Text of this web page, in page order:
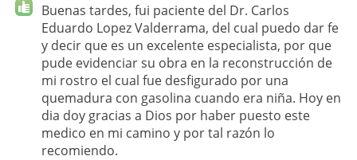
Buenas tardes, fui paciente del Dr. Carlos
Eduardo Lopez Valderrama, del cual puedo dar fe
y decir que es un excelente especialista, por que
pude evidenciar su obra en la reconstrucción de
mi rostro el cual fue desfigurado por una
quemadura con gasolina cuando era niña. Hoy en
dia doy gracias a Dios por haber puesto este
medico en mi camino y por tal razón lo
recomiendo.